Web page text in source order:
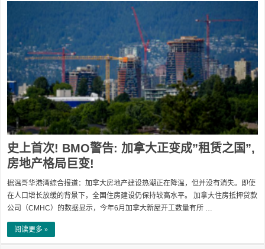
史上首次! BMO警告: 加拿大正变成”租赁之国”,
房地产格局巨变!
据温哥华港湾综合报道：加拿大房地产建设热潮正在降温，但并没有消失。即使
在人口增长放缓的背景下，全国住房建设仍保持较高水平。 加拿大住房抵押贷款
公司（CMHC）的数据显示，今年6月加拿大新屋开工数量有所 …
阅读更多 »